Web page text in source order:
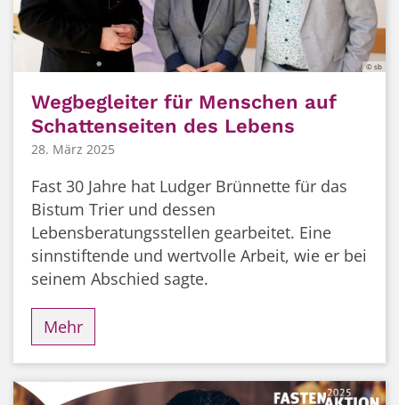
© sb
Wegbegleiter für Menschen auf
Schattenseiten des Lebens
28. März 2025
Fast 30 Jahre hat Ludger Brünnette für das
Bistum Trier und dessen
Lebensberatungsstellen gearbeitet. Eine
sinnstiftende und wertvolle Arbeit, wie er bei
seinem Abschied sagte.
Mehr